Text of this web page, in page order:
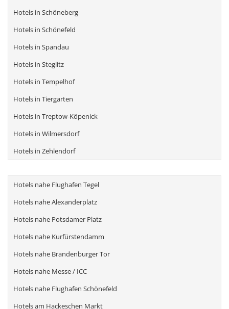
Hotels in Schöneberg
Hotels in Schönefeld
Hotels in Spandau
Hotels in Steglitz
Hotels in Tempelhof
Hotels in Tiergarten
Hotels in Treptow-Köpenick
Hotels in Wilmersdorf
Hotels in Zehlendorf
Hotels nahe Flughafen Tegel
Hotels nahe Alexanderplatz
Hotels nahe Potsdamer Platz
Hotels nahe Kurfürstendamm
Hotels nahe Brandenburger Tor
Hotels nahe Messe / ICC
Hotels nahe Flughafen Schönefeld
Hotels am Hackeschen Markt